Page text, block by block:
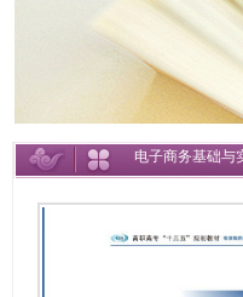
电子商务基础与